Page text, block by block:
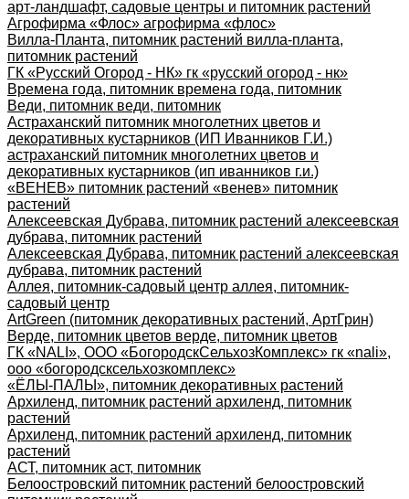
арт-ландшафт, садовые центры и питомник растений
Агрофирма «Флос» агрофирма «флос»
Вилла-Планта, питомник растений вилла-планта,
питомник растений
ГК «Русский Огород - НК» гк «русский огород - нк»
Времена года, питомник времена года, питомник
Веди, питомник веди, питомник
Астраханский питомник многолетних цветов и
декоративных кустарников (ИП Иванников Г.И.)
астраханский питомник многолетних цветов и
декоративных кустарников (ип иванников г.и.)
«ВЕНЕВ» питомник растений «венев» питомник
растений
Алексеевская Дубрава, питомник растений алексеевская
дубрава, питомник растений
Алексеевская Дубрава, питомник растений алексеевская
дубрава, питомник растений
Аллея, питомник-садовый центр аллея, питомник-
садовый центр
ArtGreen (питомник декоративных растений, АртГрин)
Верде, питомник цветов верде, питомник цветов
ГК «NALI», ООО «БогородскСельхозКомплекс» гк «nali»,
ооо «богородсксельхозкомплекс»
«ЁЛЫ-ПАЛЫ», питомник декоративных растений
Архиленд, питомник растений архиленд, питомник
растений
Архиленд, питомник растений архиленд, питомник
растений
АСТ, питомник аст, питомник
Белоостровский питомник растений белоостровский